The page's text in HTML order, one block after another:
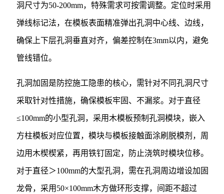
洞尺寸为50-200mm，特殊需求可按需调整。定位时采用
弹线标记法，在模板表面精准弹出孔洞中心线、边线，
确保上下层孔洞垂直对齐，偏差控制在3mm以内，避免
管线错位。
孔洞加固是防控施工隐患的核心，需针对不同孔洞尺寸
采取针对性措施，确保模板牢固、不漏浆。对于直径
≤100mm的小型孔洞，采用木模板预制孔洞模块，嵌入
方柱模板对应位置，模块与模板接触面涂刷脱模剂，周
边用木楔楔紧，再用铁钉固定，防止浇筑时模块位移。
对于直径＞100mm的大型孔洞，需在孔洞周边增设加固
龙骨，采用50×100mm木方做环形支撑，间距不超过